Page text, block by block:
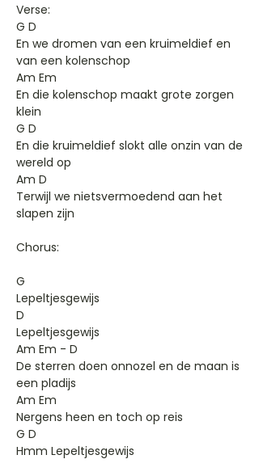
Verse:
G D
En we dromen van een kruimeldief en
van een kolenschop
Am Em
En die kolenschop maakt grote zorgen
klein
G D
En die kruimeldief slokt alle onzin van de
wereld op
Am D
Terwijl we nietsvermoedend aan het
slapen zijn
Chorus:
G
Lepeltjesgewijs
D
Lepeltjesgewijs
Am Em - D
De sterren doen onnozel en de maan is
een pladijs
Am Em
Nergens heen en toch op reis
G D
Hmm Lepeltjesgewijs